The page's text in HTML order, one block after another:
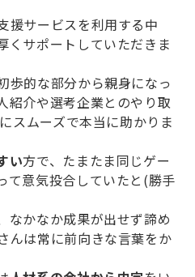
援サービスを利用する中
くサポートしていただきま
歩的な部分から親身になっ
紹介や選考企業とのやり取
スムーズで本当に助かりま
い方で、たまたま同じゲー
て意気投合していたと(勝手
なかなか成果が出せず諦め
んは常に前向きな言葉をか